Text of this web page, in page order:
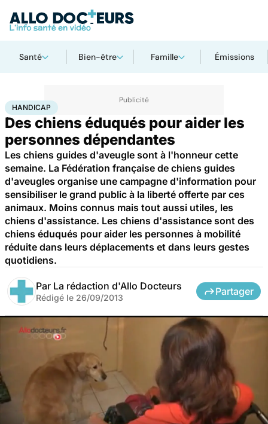
Santé Bien-être Famille Émissions
AccueilSanté Maladies
HANDICAP
Des chiens éduqués pour aider les
personnes dépendantes
Les chiens guides d'aveugle sont à l'honneur cette
semaine. La Fédération française de chiens guides
d'aveugles organise une campagne d'information pour
sensibiliser le grand public à la liberté offerte par ces
animaux. Moins connus mais tout aussi utiles, les
chiens d'assistance. Les chiens d'assistance sont des
chiens éduqués pour aider les personnes à mobilité
réduite dans leurs déplacements et dans leurs gestes
quotidiens.
Par La rédaction d'Allo Docteurs
Rédigé le 26/09/2013
Partager